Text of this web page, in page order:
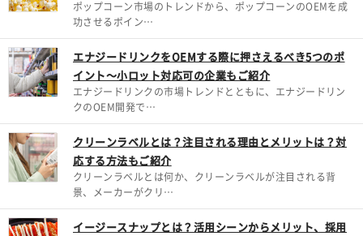
ポップコーン市場のトレンドから、ポップコーンのOEMを成
功させるポイン…
エナジードリンクをOEMする際に押さえるべき5つのポ
イント～小ロット対応可の企業もご紹介
エナジードリンクの市場トレンドとともに、エナジードリン
クのOEM開発で…
クリーンラベルとは？注目される理由とメリットは？対
応する方法もご紹介
クリーンラベルとは何か、クリーンラベルが注目される背
景、メーカーがクリ…
イージースナップとは？活用シーンからメリット、採用